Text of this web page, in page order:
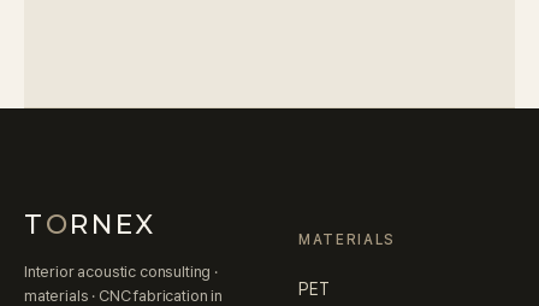
TORNEX
Interior acoustic consulting ·
materials · CNC fabrication in
MATERIALS
PET